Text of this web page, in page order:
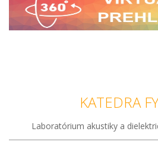
KATEDRA
Laboratórium akustiky a